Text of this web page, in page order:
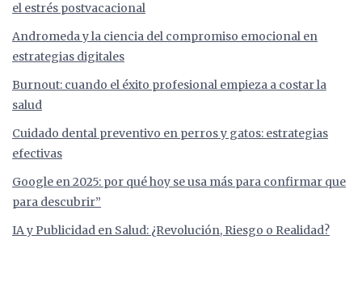
el estrés postvacacional
Andromeda y la ciencia del compromiso emocional en
estrategias digitales
Burnout: cuando el éxito profesional empieza a costar la
salud
Cuidado dental preventivo en perros y gatos: estrategias
efectivas
Google en 2025: por qué hoy se usa más para confirmar que
para descubrir”
IA y Publicidad en Salud: ¿Revolución, Riesgo o Realidad?